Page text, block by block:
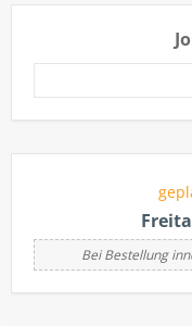
Bei Bestellung